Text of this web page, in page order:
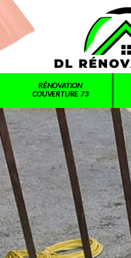
RÉNOVATION
COUVERTURE 73